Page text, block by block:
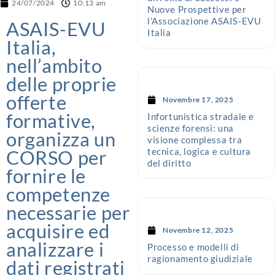
24/07/2024 10:13 am
ASAIS-EVU
Italia,
nell’ambito
delle proprie
offerte
formative,
organizza un
CORSO per
fornire le
competenze
necessarie per
acquisire ed
analizzare i
dati registrati
Nuove Prospettive per
l’Associazione ASAIS-EVU
Italia
Novembre 17, 2025
Infortunistica stradale e
scienze forensi: una
visione complessa tra
tecnica, logica e cultura
del diritto
Novembre 12, 2025
Processo e modelli di
ragionamento giudiziale